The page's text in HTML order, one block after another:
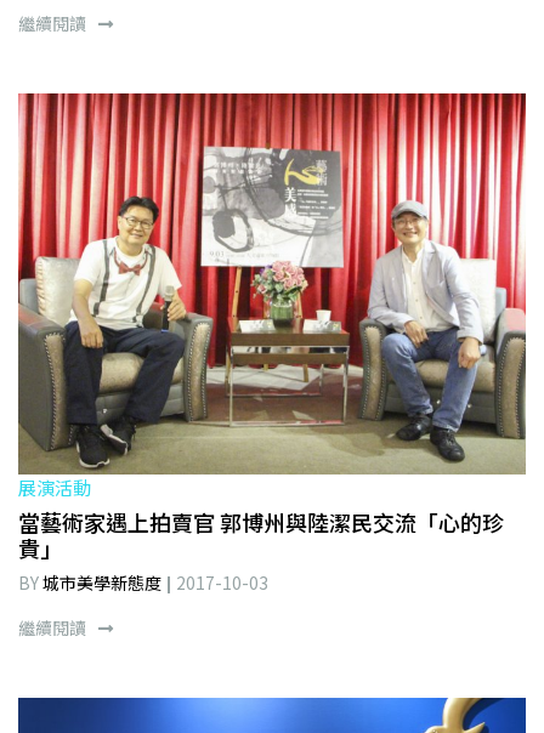
繼續閱讀
展演活動
當藝術家遇上拍賣官 郭博州與陸潔民交流「心的珍
貴」
BY城市美學新態度
2017-10-03
繼續閱讀